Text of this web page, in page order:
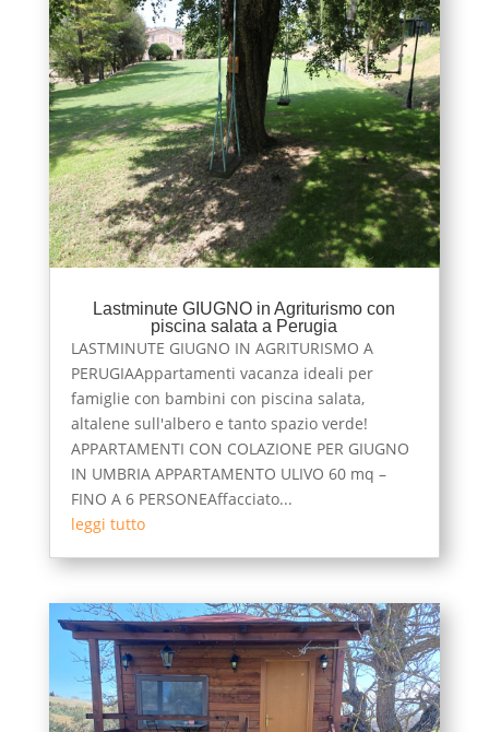
Lastminute GIUGNO in Agriturismo con
piscina salata a Perugia
LASTMINUTE GIUGNO IN AGRITURISMO A
PERUGIAAppartamenti vacanza ideali per
famiglie con bambini con piscina salata,
altalene sull'albero e tanto spazio verde!
APPARTAMENTI CON COLAZIONE PER GIUGNO
IN UMBRIA APPARTAMENTO ULIVO 60 mq –
FINO A 6 PERSONEAffacciato...
leggi tutto